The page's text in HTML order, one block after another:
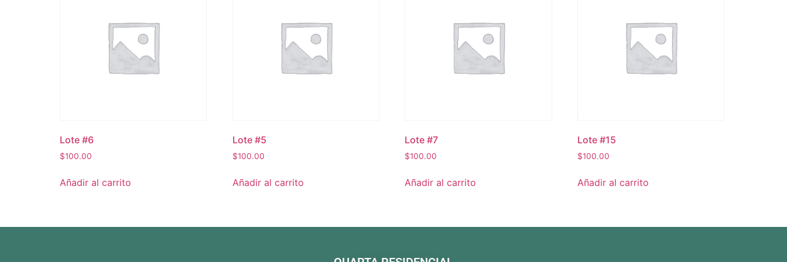
Lote #6
$100.00
Añadir al carrito
Lote #5
$100.00
Añadir al carrito
Lote #7
$100.00
Añadir al carrito
Lote #15
$100.00
Añadir al carrito